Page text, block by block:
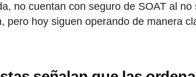
no cuentan con seguro de SOAT al
pero hoy siguen operando de manera